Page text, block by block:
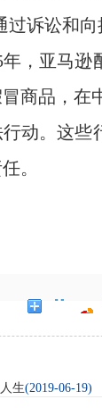
过诉讼和
年，亚马
商品，在
动。这些
。
生(2019-06-19)